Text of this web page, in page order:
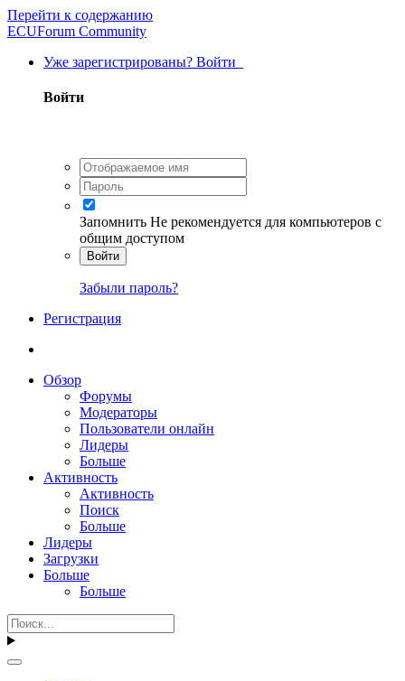
Перейти к содержанию
ECUForum Community
Уже зарегистрированы? Войти
Войти
Запомнить Не рекомендуется для компьютеров с
общим доступом
Войти
Забыли пароль?
Регистрация
Обзор
Форумы
Модераторы
Пользователи онлайн
Лидеры
Больше
Активность
Активность
Поиск
Больше
Лидеры
Загрузки
Больше
Больше